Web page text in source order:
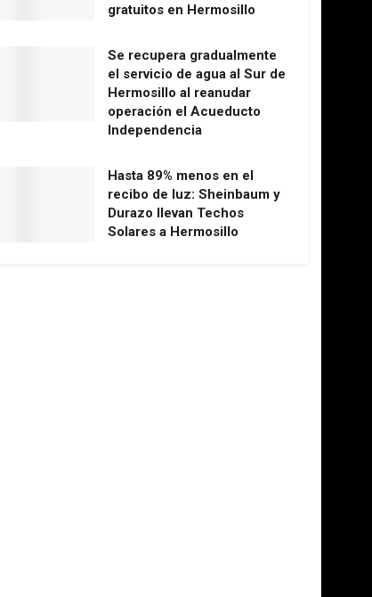
gratuitos en Hermosillo
Se recupera gradualmente
el servicio de agua al Sur de
Hermosillo al reanudar
operación el Acueducto
Independencia
Hasta 89% menos en el
recibo de luz: Sheinbaum y
Durazo llevan Techos
Solares a Hermosillo